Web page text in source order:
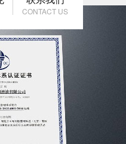
CONTACT US